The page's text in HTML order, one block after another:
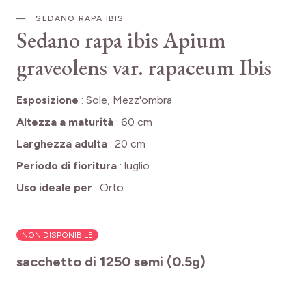
SEDANO RAPA IBIS
Sedano rapa ibisApium
graveolens var. rapaceum Ibis
Esposizione : Sole, Mezz'ombra
Altezza a maturità : 60 cm
Larghezza adulta : 20 cm
Periodo di fioritura : luglio
Uso ideale per : Orto
NON DISPONIBILE
sacchetto di 1250 semi (0.5g)